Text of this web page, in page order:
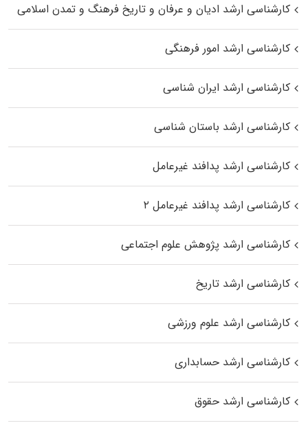
کارشناسی ارشد ادیان و عرفان و تاریخ فرهنگ و تمدن اسلامی
کارشناسی ارشد امور فرهنگی
کارشناسی ارشد ایران شناسی
کارشناسی ارشد باستان شناسی
کارشناسی ارشد پدافند غیرعامل
کارشناسی ارشد پدافند غیرعامل ۲
کارشناسی ارشد پژوهش علوم اجتماعی
کارشناسی ارشد تاریخ
کارشناسی ارشد علوم ورزشی
کارشناسی ارشد حسابداری
کارشناسی ارشد حقوق